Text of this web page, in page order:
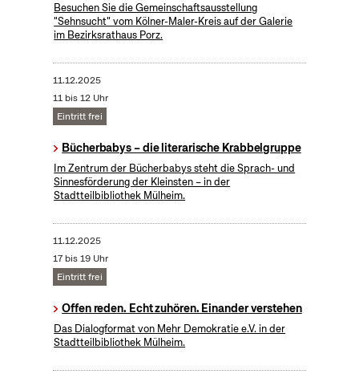
Besuchen Sie die Gemeinschaftsausstellung
"Sehnsucht" vom Kölner-Maler-Kreis auf der Galerie
im Bezirksrathaus Porz.
11.12.2025
11 bis 12 Uhr
Eintritt frei
Bücherbabys – die literarische Krabbelgruppe
Im Zentrum der Bücherbabys steht die Sprach- und
Sinnesförderung der Kleinsten – in der
Stadtteilbibliothek Mülheim.
11.12.2025
17 bis 19 Uhr
Eintritt frei
Offen reden. Echt zuhören. Einander verstehen
Das Dialogformat von Mehr Demokratie e.V. in der
Stadtteilbibliothek Mülheim.